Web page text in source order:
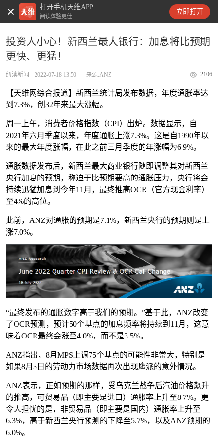
打开手机天维APP
阅读体验更佳
立即打开
天维新闻
投资人小心！新西兰最大银行：加息将比预期
更快、更猛！
纽澳新闻 2022-07-18 13:50 来源:ANZ 2106
【天维网综合报道】新西兰统计局发布数据，年度通胀率达
到7.3%，创32年来最大涨幅。
周一上午，消费者价格指数（CPI）出炉。数据显示，自
2021年六月季度以来，年度通胀上涨7.3%。这是自1990年以
来的最大年度涨幅，在此之前三月季度的年涨幅为6.9%。
通胀数据发布后，新西兰最大商业银行随即调整其对新西兰
央行加息的预期，称迫于比预期要高的通胀压力，央行将会
持续迅猛加息到今年11月，最终推高OCR（官方现金利率）
至4%的高位。
此前，ANZ对通胀的预期是7.1%，新西兰央行的预期则是上
涨7.0%。
“最终发布的通胀数字高于我们的预期。”基于此，ANZ改变
了OCR预测，预计50个基点的加息频率将持续到11月，这意
味着OCR最终会涨至4.0%，而不是3.5%。
ANZ指出，8月MPS上调75个基点的可能性非常大，特别是
如果8月3日的劳动力市场数据再次出现鹰派的意外情况。
ANZ表示，正如预期的那样，受乌克兰战争后汽油价格飙升
的推高，可贸易品（即主要是进口）通胀率上升至8.7%。更
令人担忧的是，非贸易品（即主要是国内）通胀率上升至
6.3%，高于新西兰央行预测的下降至5.7%，以及ANZ预期的
6.0%。